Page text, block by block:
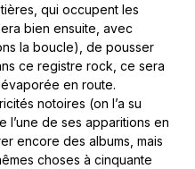
qui occupent les
bien ensuite, avec
la boucle), de pousser
ce registre rock, ce sera
en route.
notoires (on l’a su
l’une de ses apparitions en
encore des albums, mais
choses à cinquante